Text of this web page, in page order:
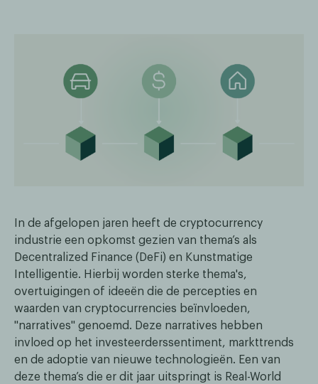
In de afgelopen jaren heeft de cryptocurrency
industrie een opkomst gezien van thema’s als
Decentralized Finance (DeFi) en Kunstmatige
Intelligentie. Hierbij worden sterke thema's,
overtuigingen of ideeën die de percepties en
waarden van cryptocurrencies beïnvloeden,
"narratives" genoemd. Deze narratives hebben
invloed op het investeerderssentiment, markttrends
en de adoptie van nieuwe technologieën. Een van
deze thema’s die er dit jaar uitspringt is Real-World